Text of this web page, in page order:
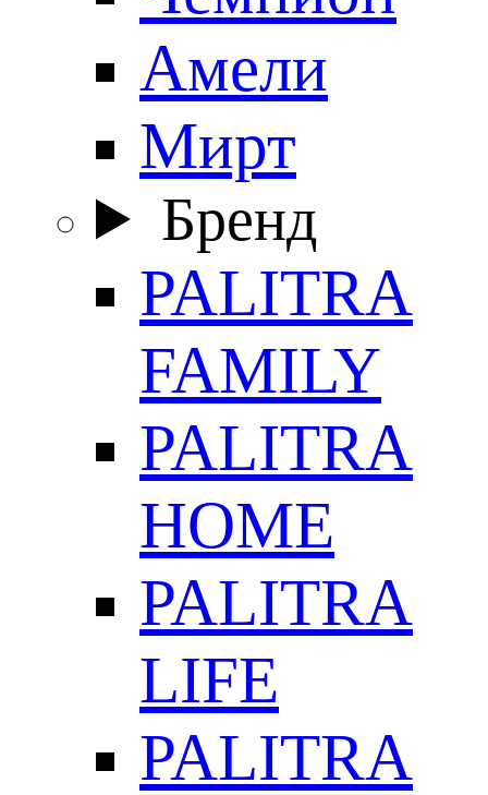
Амели
Мирт
Бренд
PALITRA
FAMILY
PALITRA
HOME
PALITRA
LIFE
PALITRA